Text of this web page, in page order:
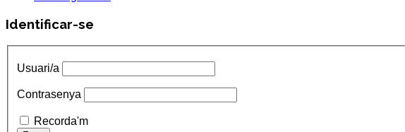
Identificar-se
Usuari/a
Contrasenya
Recorda'm